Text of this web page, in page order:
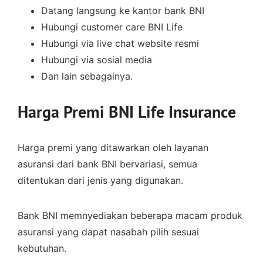
Datang langsung ke kantor bank BNI
Hubungi customer care BNI Life
Hubungi via live chat website resmi
Hubungi via sosial media
Dan lain sebagainya.
Harga Premi BNI Life Insurance
Harga premi yang ditawarkan oleh layanan
asuransi dari bank BNI bervariasi, semua
ditentukan dari jenis yang digunakan.
Bank BNI memnyediakan beberapa macam produk
asuransi yang dapat nasabah pilih sesuai
kebutuhan.